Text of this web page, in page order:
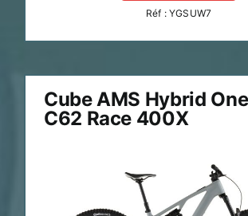
Réf : YGSUW7
Cube AMS Hybrid
C62 Race 400X